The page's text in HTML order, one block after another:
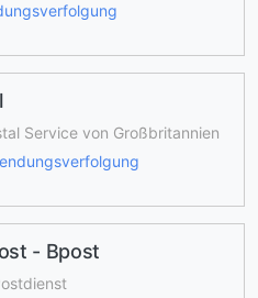
Service von Großbritannien
- Bpost